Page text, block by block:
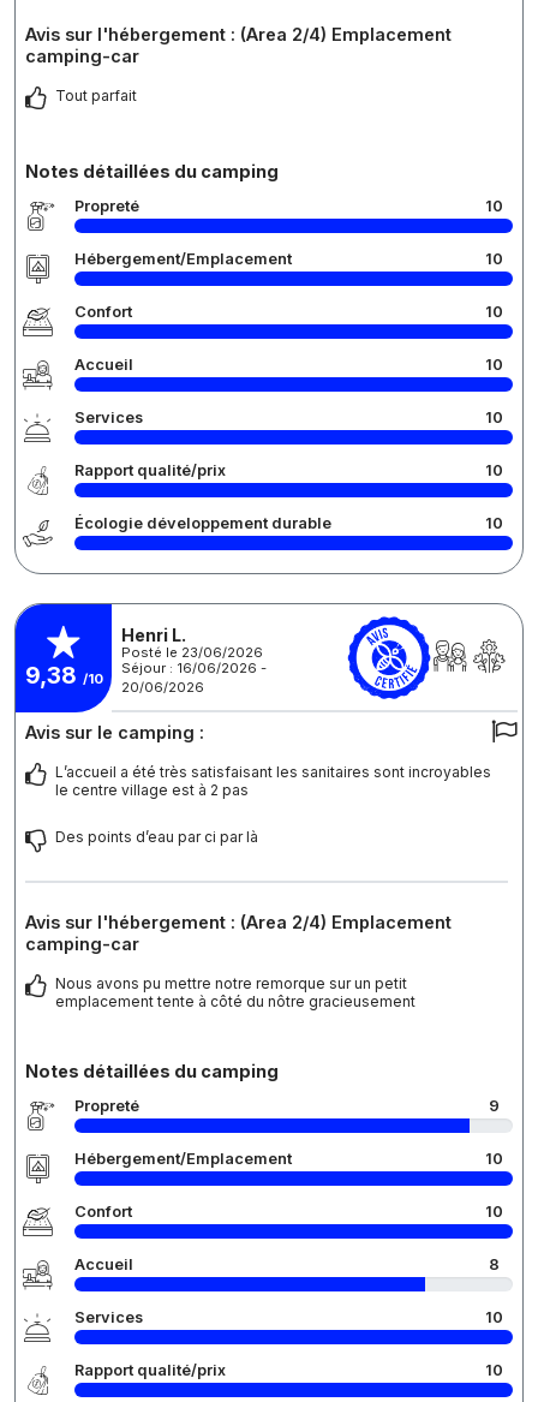
Avis sur l'hébergement : (Area 2/4) Emplacement
camping-car
Tout parfait
Notes détaillées du camping
Propreté 10
Hébergement/Emplacement 10
Confort 10
Accueil 10
Services 10
Rapport qualité/prix 10
Écologie développement durable 10
9,38 /10
Henri L.
Posté le 23/06/2026
Séjour : 16/06/2026 -
20/06/2026
Avis sur le camping :
L’accueil a été très satisfaisant les sanitaires sont incroyables
le centre village est à 2 pas
Des points d’eau par ci par là
Avis sur l'hébergement : (Area 2/4) Emplacement
camping-car
Nous avons pu mettre notre remorque sur un petit
emplacement tente à côté du nôtre gracieusement
Notes détaillées du camping
Propreté 9
Hébergement/Emplacement 10
Confort 10
Accueil 8
Services 10
Rapport qualité/prix 10